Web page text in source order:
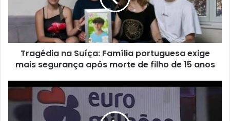
Tragédia na Suíça: Família portuguesa exige
mais segurança após morte de filho de 15 anos